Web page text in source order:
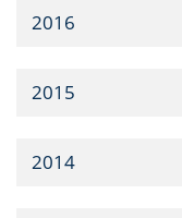
2016
2015
2014